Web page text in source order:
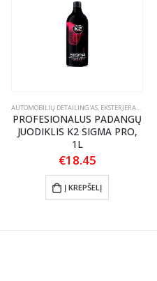
PASTOS
AUTOMOBILIŲ DETAILING'AS, EKSTERJERAS ,
PROFESIONALUS PADANGŲ
JUODIKLIS K2 SIGMA PRO,
1L
€18.45
Į KREPŠELĮ